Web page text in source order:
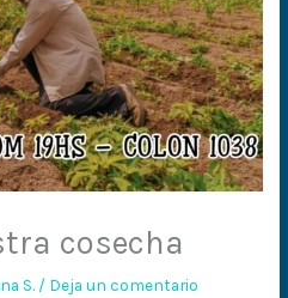
cosecha
S. / Deja un comentario